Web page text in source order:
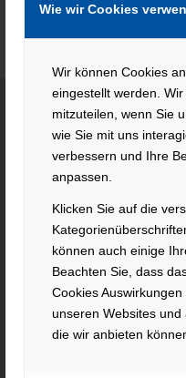
Wie wir Cookies
Wir können Cookies
eingestellt werden.
mitzuteilen, wenn Sie
wie Sie mit uns
verbessern und Ihre
anpassen.
Klicken Sie auf die
können auch einige
Beachten Sie, dass
Cookies
unseren Websites
die wir anbieten
KONTAKT
Hacker Feinmechanik
Im Polder 2 / Neuhausen
94560 Offenberg
Tel. +49 991 99800 – 0
Fax. +49 991 91564
contact@hacker-
Ihr Weg zu uns